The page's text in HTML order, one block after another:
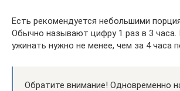
Есть рекомендуется небольшими
Обычно называют цифру 1 раз в 3 часа.
ужинать нужно не менее, чем за 4 часа
Обратите внимание! Одновременно